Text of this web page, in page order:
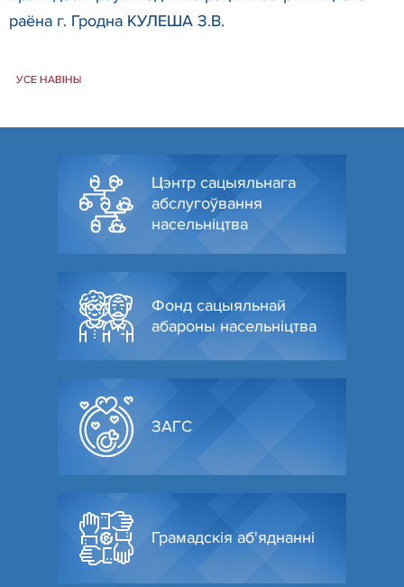
раёна г. Гродна КУЛЕША З.В.
УСЕ НАВІНЫ
Цэнтр сацыяльнага
абслугоўвання
насельніцтва
Фонд сацыяльнай
абароны насельніцтва
ЗАГС
Грамадскія аб'яднанні